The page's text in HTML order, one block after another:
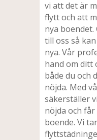
vi att det är
flytt och att
nya boendet.
till oss så
nya. Vår
hand om ditt
både du och
nöjda. Med
säkerställer
nöjda och
boende. Vi